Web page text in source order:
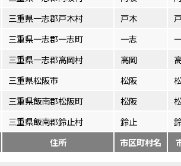
三重県一志郡戸木村 戸木
三重県一志郡一志町 一志
三重県一志郡高岡村 高岡
三重県松阪市 松阪
三重県飯南郡松阪町 松阪
三重県飯南郡鈴止村 鈴止
住所 市区町村名